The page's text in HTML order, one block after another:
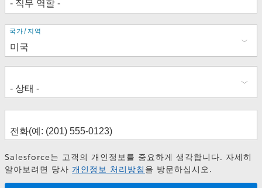
주
소
국가/지역
Salesforce는 고객의 개인정보를 중요하게 생각합니다. 자세히
알아보려면 당사 개인정보 처리방침 을 방문하십시오.